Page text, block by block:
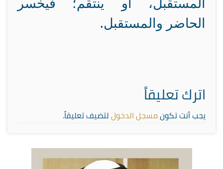
الحاضر والمستقبل.
اترك تعليقاً
يجب أنت تكونمسجل الدخوللتضيف تعليقاً.